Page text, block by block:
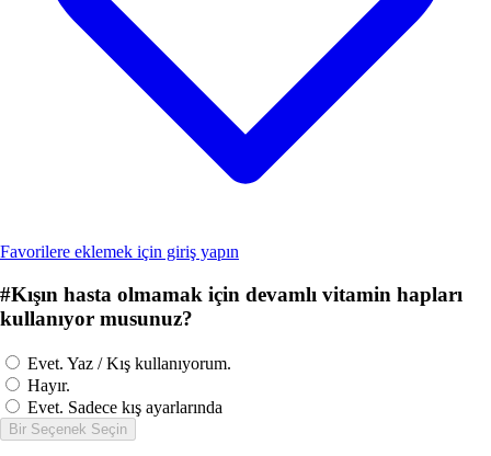
Favorilere eklemek için giriş yapın
#Kışın hasta olmamak için devamlı vitamin hapları
kullanıyor musunuz?
Evet. Yaz / Kış kullanıyorum.
Hayır.
Evet. Sadece kış ayarlarında
Bir Seçenek Seçin